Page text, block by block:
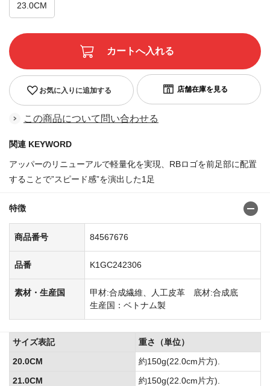
23.0CM
お気に入りに追加する
この商品について問い合わせる
関連 KEYWORD
アッパーのリニューアルで軽量化を実現、RBロゴを前足部に配置
することで”スピード感”を演出した1足
特徴
商品番号 84567676
品番 K1GC242306
素材・生産国
甲材:合成繊維、人工皮革 底材:合成底
生産国：ベトナム製
サイズ表記
重さ（単位）
20.0CM
約150g(22.0cm片方).
21.0CM
約150g(22.0cm片方).